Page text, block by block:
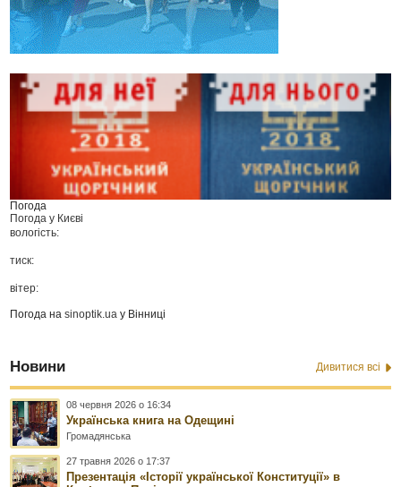
Погода
Погода у Києві
вологість:
тиск:
вітер:
Погода наsinoptik.ua у Вінниці
Новини Дивитися всі
08 червня 2026 о 16:34
Українська книга на Одещині
Громадянська
27 травня 2026 о 17:37
Презентація «Історії української Конституції» в